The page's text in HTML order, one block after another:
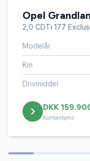
El-indstillelige
El-ruder x4
El-spejle
Elektrisk
Opel
2,0 CDTi 177
Modelår
Km
Drivmiddel
DKK
Kontantpris